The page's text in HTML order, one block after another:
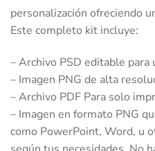
personalización ofreciendo
Este completo kit incluye:
– Archivo PSD editable para
– Imagen PNG de alta
– Archivo PDF Para solo
– Imagen en formato PNG
como PowerPoint, Word, u